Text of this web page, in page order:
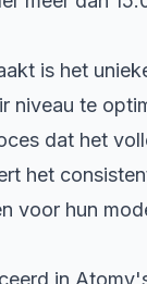
is het
niveau te
dat het
het
voor hun
in